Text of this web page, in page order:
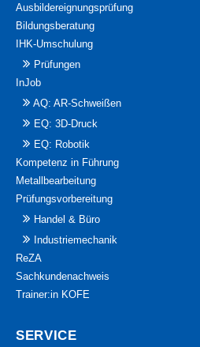
Ausbildereignungsprüfung
Bildungsberatung
IHK-Umschulung
Prüfungen
InJob
AQ: AR-Schweißen
EQ: 3D-Druck
EQ: Robotik
Kompetenz in Führung
Metallbearbeitung
Prüfungsvorbereitung
Handel & Büro
Industriemechanik
ReZA
Sachkundenachweis
Trainer:in KOFE
SERVICE